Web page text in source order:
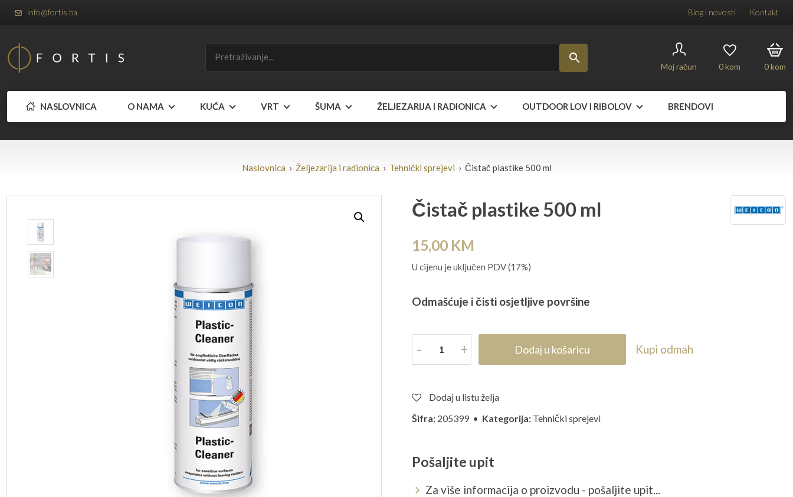
info@fortis.ba Blog i novosti Kontakt
Moj račun 0kom 0kom
NASLOVNICA O NAMA KUĆA VRT ŠUMA ŽELJEZARIJA I RADIONICA OUTDOOR LOV I RIBOLOV BRENDOVI
Naslovnica › Željezarija i radionica › Tehnički sprejevi › Čistač plastike 500 ml
Čistač plastike 500 ml
15,00 KM
U cijenu je uključen PDV (17%)
Odmašćuje i čisti osjetljive površine
Količina Dodaj u košaricu Kupi odmah
Dodaj u listu želja
Šifra: 205399 • Kategorija: Tehnički sprejevi
Pošaljite upit
Za više informacija o proizvodu - pošaljite upit...